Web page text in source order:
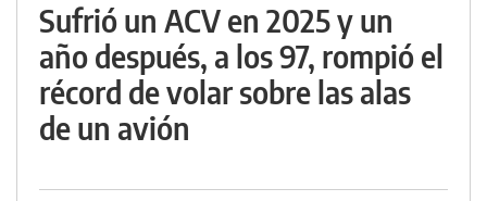
Sufrió un ACV en 2025 y un
año después, a los 97, rompió el
récord de volar sobre las alas
de un avión